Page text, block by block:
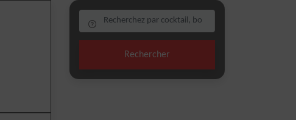
Rechercher